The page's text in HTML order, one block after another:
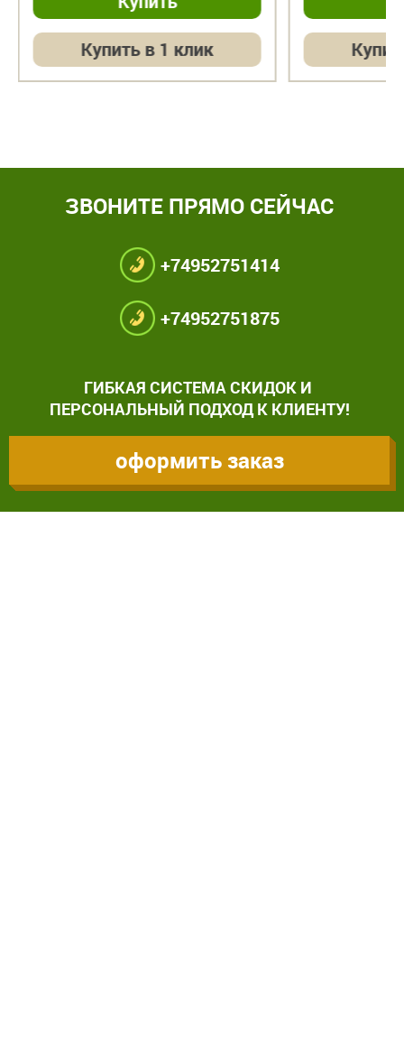
Купить в 1 клик
ЗВОНИТЕ ПРЯМО СЕЙЧАС
+74952751414
+74952751875
ГИБКАЯ СИСТЕМА СКИДОК И
ПЕРСОНАЛЬНЫЙ ПОДХОД К КЛИЕНТУ!
оформить заказ